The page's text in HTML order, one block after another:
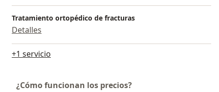
Tratamiento ortopédico de fracturas
Detalles
+1 servicio
¿Cómo funcionan los precios?